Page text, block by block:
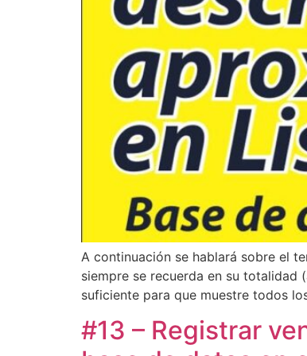
A continuación se hablará sobre el
siempre se recuerda en su
suficiente para que muestre todos
#13 – Registrar